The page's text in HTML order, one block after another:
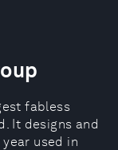
fabless
It designs and
used in